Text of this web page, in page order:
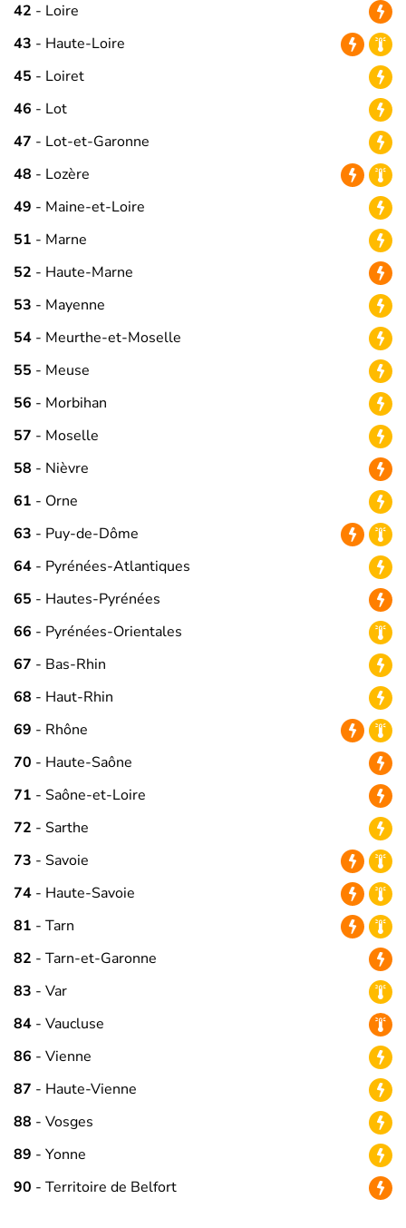
42 - Loire
43 - Haute-Loire
45 - Loiret
46 - Lot
47 - Lot-et-Garonne
48 - Lozère
49 - Maine-et-Loire
51 - Marne
52 - Haute-Marne
53 - Mayenne
54 - Meurthe-et-Moselle
55 - Meuse
56 - Morbihan
57 - Moselle
58 - Nièvre
61 - Orne
63 - Puy-de-Dôme
64 - Pyrénées-Atlantiques
65 - Hautes-Pyrénées
66 - Pyrénées-Orientales
67 - Bas-Rhin
68 - Haut-Rhin
69 - Rhône
70 - Haute-Saône
71 - Saône-et-Loire
72 - Sarthe
73 - Savoie
74 - Haute-Savoie
81 - Tarn
82 - Tarn-et-Garonne
83 - Var
84 - Vaucluse
86 - Vienne
87 - Haute-Vienne
88 - Vosges
89 - Yonne
90 - Territoire de Belfort